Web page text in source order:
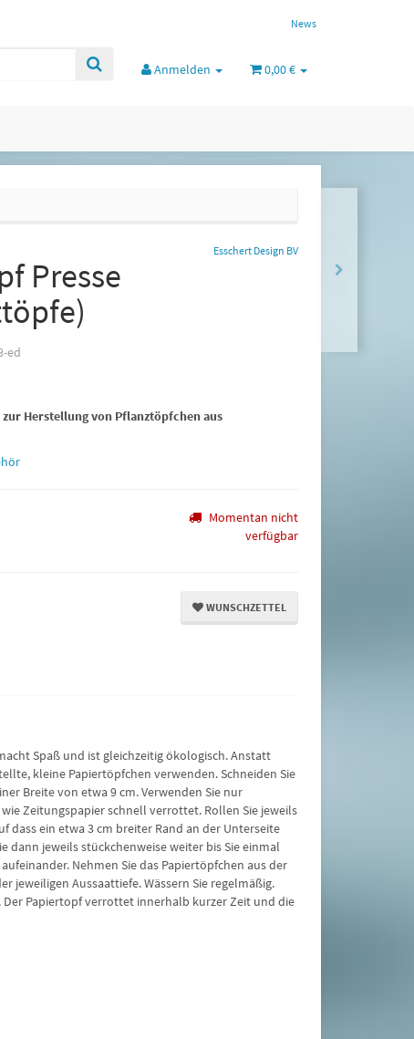
News
Anmelden 0,00 €
Esschert Design BV
Presse
ed
Herstellung von Pflanztöpfchen aus
Momentan nicht
verfügbar
WUNSCHZETTEL
Spaß und ist gleichzeitig ökologisch. Anstatt
kleine Papiertöpfchen verwenden. Schneiden Sie
Breite von etwa 9 cm. Verwenden Sie nur
Zeitungspapier schnell verrottet. Rollen Sie jeweils
dass ein etwa 3 cm breiter Rand an der Unterseite
dann jeweils stückchenweise weiter bis Sie einmal
Nehmen Sie das Papiertöpfchen aus der
jeweiligen Aussaattiefe. Wässern Sie regelmäßig.
Der Papiertopf verrottet innerhalb kurzer Zeit und die